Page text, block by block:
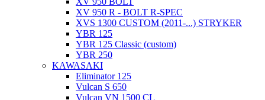
XV 950 R - BOLT R-SPEC
XVS 1300 CUSTOM (2011-...) STRYKER
YBR 125
YBR 125 Classic (custom)
YBR 250
KAWASAKI
Eliminator 125
Vulcan S 650
Vulcan VN 1500 CL